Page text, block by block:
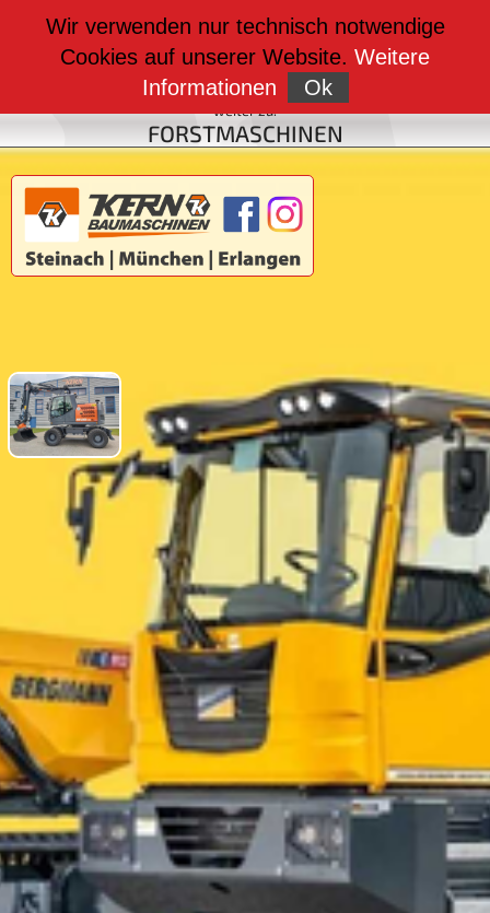
BAUMASCHINEN
weiter zu:
FAHRZEUGBAU
weiter zu:
FORSTMASCHINEN
Wir verwenden nur technisch notwendige
Cookies auf unserer Website. Weitere
Informationen
Ok